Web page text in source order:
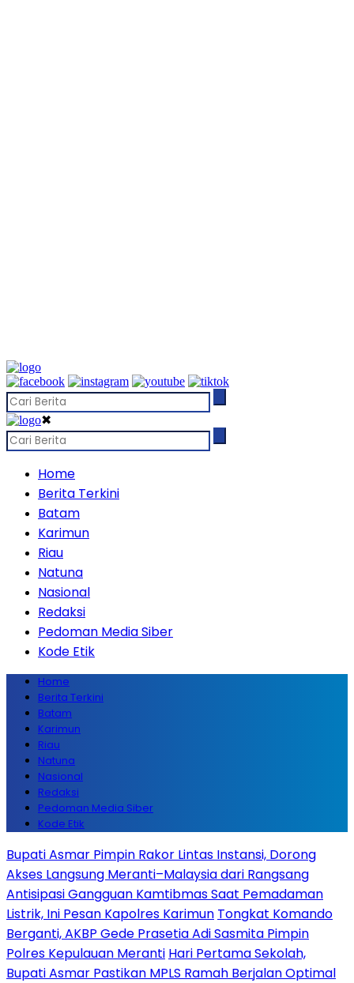
✖
Home
Berita Terkini
Batam
Karimun
Riau
Natuna
Nasional
Redaksi
Pedoman Media Siber
Kode Etik
Home
Berita Terkini
Batam
Karimun
Riau
Natuna
Nasional
Redaksi
Pedoman Media Siber
Kode Etik
Bupati Asmar Pimpin Rakor Lintas Instansi, Dorong
Akses Langsung Meranti–Malaysia dari Rangsang
Antisipasi Gangguan Kamtibmas Saat Pemadaman
Listrik, Ini Pesan Kapolres Karimun Tongkat Komando
Berganti, AKBP Gede Prasetia Adi Sasmita Pimpin
Polres Kepulauan Meranti Hari Pertama Sekolah,
Bupati Asmar Pastikan MPLS Ramah Berjalan Optimal